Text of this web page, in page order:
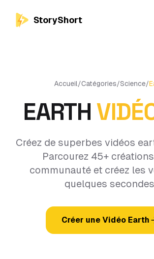
StoryShort
Accueil/Catégories/Science/
EARTH
Créez de superbes vidéos
Parcourez 45+
communauté et créez les
quelques
Créer une Vidéo Earth